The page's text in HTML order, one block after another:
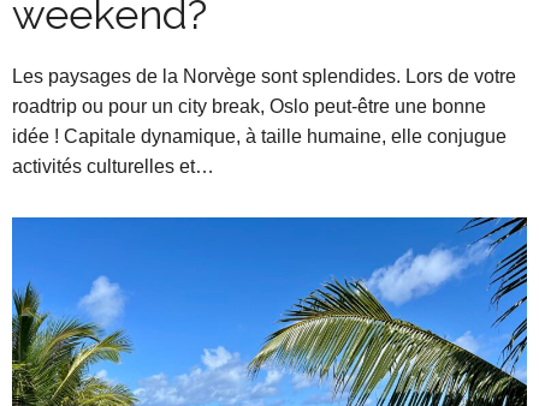
weekend?
Les paysages de la Norvège sont splendides. Lors de votre
roadtrip ou pour un city break, Oslo peut-être une bonne
idée ! Capitale dynamique, à taille humaine, elle conjugue
activités culturelles et…